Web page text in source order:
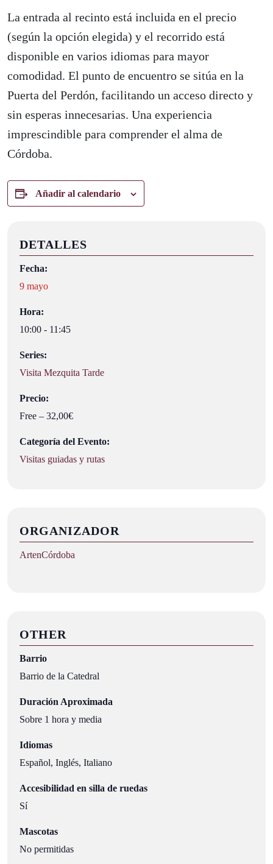
La entrada al recinto está incluida en el precio
(según la opción elegida) y el recorrido está
disponible en varios idiomas para mayor
comodidad. El punto de encuentro se sitúa en la
Puerta del Perdón, facilitando un acceso directo y
sin esperas innecesarias. Una experiencia
imprescindible para comprender el alma de
Córdoba.
Añadir al calendario
DETALLES
Fecha:
9 mayo
Hora:
10:00 - 11:45
Series:
Visita Mezquita Tarde
Precio:
Free – 32,00€
Categoría del Evento:
Visitas guiadas y rutas
ORGANIZADOR
ArtenCórdoba
OTHER
Barrio
Barrio de la Catedral
Duración Aproximada
Sobre 1 hora y media
Idiomas
Español, Inglés, Italiano
Accesibilidad en silla de ruedas
Sí
Mascotas
No permitidas